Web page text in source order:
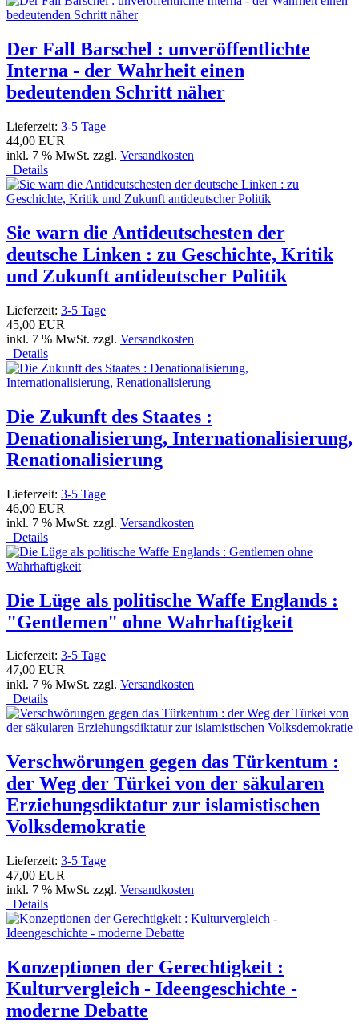
Der Fall Barschel : unveröffentlichte
Interna - der Wahrheit einen
bedeutenden Schritt näher
Lieferzeit: 3-5 Tage
44,00 EUR
inkl. 7 % MwSt. zzgl. Versandkosten
Details
Sie warn die Antideutschesten der
deutsche Linken : zu Geschichte, Kritik
und Zukunft antideutscher Politik
Lieferzeit: 3-5 Tage
45,00 EUR
inkl. 7 % MwSt. zzgl. Versandkosten
Details
Die Zukunft des Staates :
Denationalisierung, Internationalisierung,
Renationalisierung
Lieferzeit: 3-5 Tage
46,00 EUR
inkl. 7 % MwSt. zzgl. Versandkosten
Details
Die Lüge als politische Waffe Englands :
"Gentlemen" ohne Wahrhaftigkeit
Lieferzeit: 3-5 Tage
47,00 EUR
inkl. 7 % MwSt. zzgl. Versandkosten
Details
Verschwörungen gegen das Türkentum :
der Weg der Türkei von der säkularen
Erziehungsdiktatur zur islamistischen
Volksdemokratie
Lieferzeit: 3-5 Tage
47,00 EUR
inkl. 7 % MwSt. zzgl. Versandkosten
Details
Konzeptionen der Gerechtigkeit :
Kulturvergleich - Ideengeschichte -
moderne Debatte